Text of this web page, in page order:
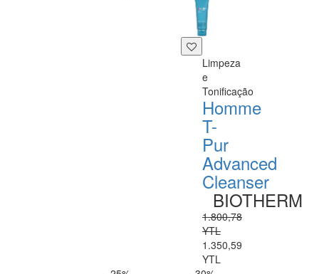
Limpeza
e
Tonificação
Homme
T-
Pur
Advanced
Cleanser
BIOTHERM
1.800,78
YTL
1.350,59
YTL